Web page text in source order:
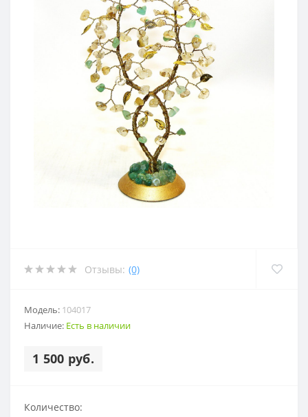
Отзывы: (0)
Модель: 104017
Наличие: Есть в наличии
1 500 руб.
Количество: